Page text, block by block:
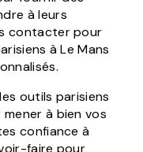
à leurs
contacter pour
à Le Mans
outils parisiens
à bien vos
confiance à
faire pour